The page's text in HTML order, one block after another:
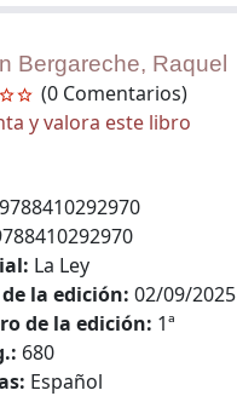
Bergareche, Raquel
(0 Comentarios)
y valora este libro
9788410292970
La Ley
la edición: 02/09/2025
de la edición: 1ª
680
Español